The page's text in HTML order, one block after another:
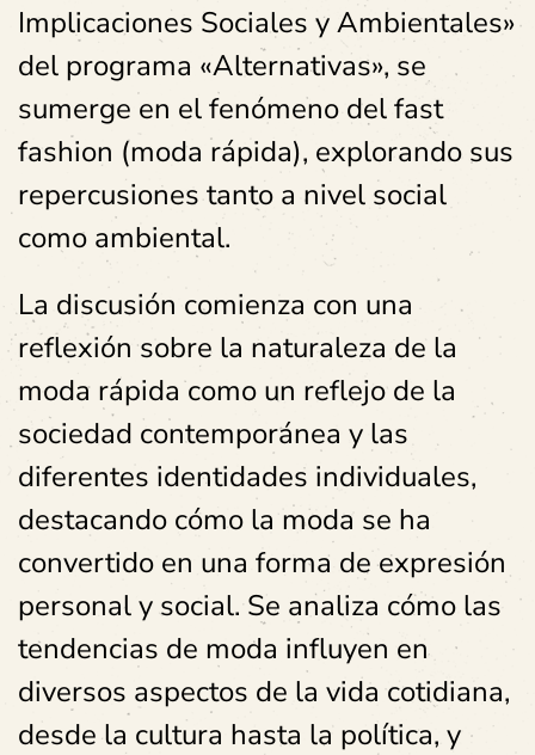
Implicaciones Sociales y Ambientales»
del programa «Alternativas», se
sumerge en el fenómeno del fast
fashion (moda rápida), explorando sus
repercusiones tanto a nivel social
como ambiental.
La discusión comienza con una
reflexión sobre la naturaleza de la
moda rápida como un reflejo de la
sociedad contemporánea y las
diferentes identidades individuales,
destacando cómo la moda se ha
convertido en una forma de expresión
personal y social. Se analiza cómo las
tendencias de moda influyen en
diversos aspectos de la vida cotidiana,
desde la cultura hasta la política, y